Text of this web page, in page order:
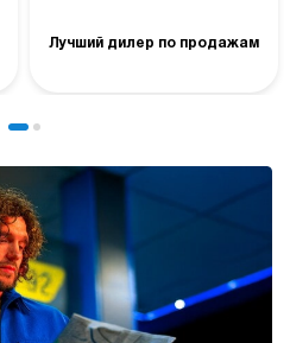
Лучший дилер по продажам